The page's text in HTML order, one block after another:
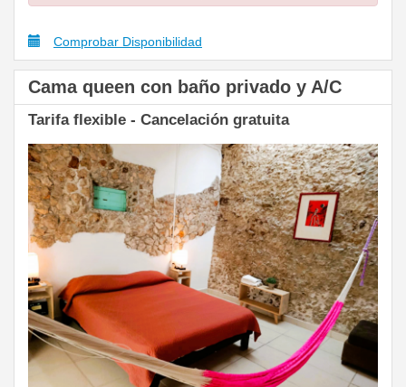
Comprobar Disponibilidad
Cama queen con baño privado y A/C
Tarifa flexible - Cancelación gratuita